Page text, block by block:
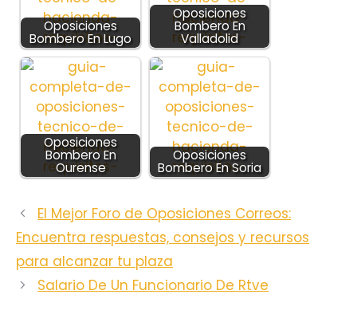
Oposiciones
Bombero En Lugo
Oposiciones
Bombero En
Valladolid
Oposiciones
Bombero En
Ourense
Oposiciones
Bombero En Soria
El Mejor Foro de Oposiciones Correos:
Encuentra respuestas, consejos y recursos
para alcanzar tu plaza
Salario De Un Funcionario De Rtve